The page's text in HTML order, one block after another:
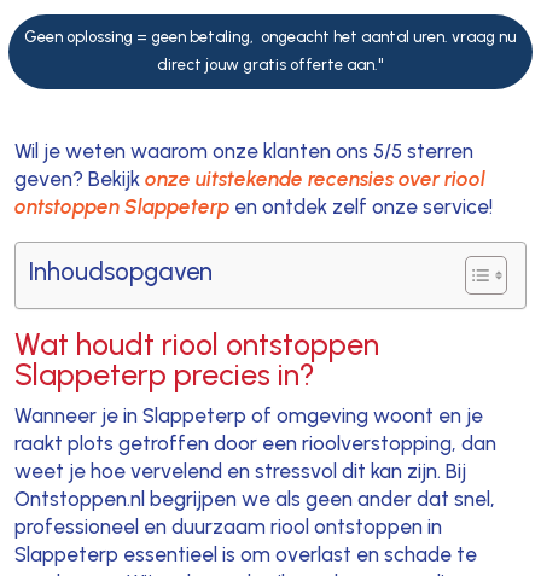
Geen oplossing = geen betaling, ongeacht het aantal uren. vraag nu
direct jouw gratis offerte aan."
Wil je weten waarom onze klanten ons 5/5 sterren
geven? Bekijk onze uitstekende recensies over riool
ontstoppen Slappeterpen ontdek zelf onze service!
Inhoudsopgaven
Wat houdt riool ontstoppen
Slappeterp precies in?
Wanneer je in Slappeterp of omgeving woont en je
raakt plots getroffen door een rioolverstopping, dan
weet je hoe vervelend en stressvol dit kan zijn. Bij
Ontstoppen.nl begrijpen we als geen ander dat snel,
professioneel en duurzaam riool ontstoppen in
Slappeterp essentieel is om overlast en schade te